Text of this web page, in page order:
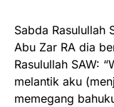
Sabda Rasulullah
Abu Zar RA dia
Rasulullah SAW:
melantik aku
memegang